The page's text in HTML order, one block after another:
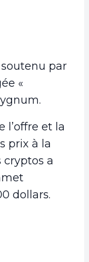
par
«
l’offre et la
prix à la
cryptos a
dollars.